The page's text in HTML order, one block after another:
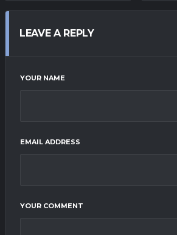
LEAVE A REPLY
YOUR NAME
EMAIL ADDRESS
YOUR COMMENT